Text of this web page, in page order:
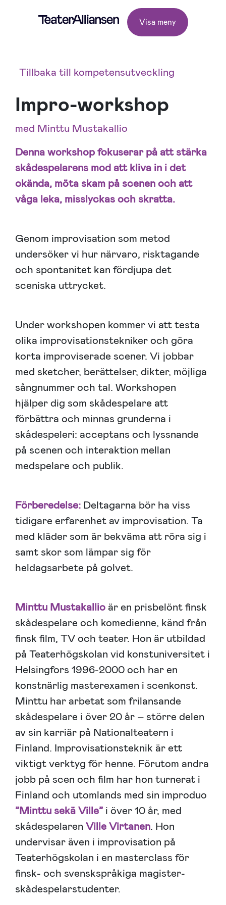
Visa meny
Tillbaka till kompetensutveckling
Impro-workshop
med Minttu Mustakallio
Denna workshop fokuserar på att stärka
skådespelarens mod att kliva in i det
okända, möta skam på scenen och att
våga leka, misslyckas och skratta.
Genom improvisation som metod
undersöker vi hur närvaro, risktagande
och spontanitet kan fördjupa det
sceniska uttrycket.
Under workshopen kommer vi att testa
olika improvisationstekniker och göra
korta improviserade scener. Vi jobbar
med sketcher, berättelser, dikter, möjliga
sångnummer och tal. Workshopen
hjälper dig som skådespelare att
förbättra och minnas grunderna i
skådespeleri: acceptans och lyssnande
på scenen och interaktion mellan
medspelare och publik.
Förberedelse: Deltagarna bör ha viss
tidigare erfarenhet av improvisation. Ta
med kläder som är bekväma att röra sig i
samt skor som lämpar sig för
heldagsarbete på golvet.
Minttu Mustakallio är en prisbelönt finsk
skådespelare och komedienne, känd från
finsk film, TV och teater. Hon är utbildad
på Teaterhögskolan vid konstuniversitet i
Helsingfors 1996-2000 och har en
konstnärlig masterexamen i scenkonst.
Minttu har arbetat som frilansande
skådespelare i över 20 år – större delen
av sin karriär på Nationalteatern i
Finland. Improvisationsteknik är ett
viktigt verktyg för henne. Förutom andra
jobb på scen och film har hon turnerat i
Finland och utomlands med sin improduo
”Minttu sekä Ville” i över 10 år, med
skådespelaren Ville Virtanen. Hon
undervisar även i improvisation på
Teaterhögskolan i en masterclass för
finsk- och svenskspråkiga magister-
skådespelarstudenter.